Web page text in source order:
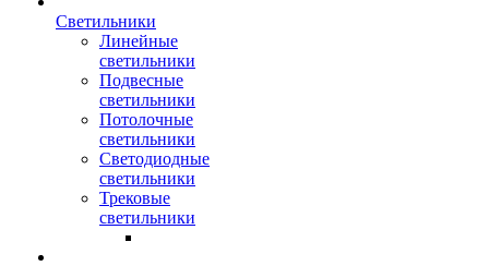
Светильники
Линейные
светильники
Подвесные
светильники
Потолочные
светильники
Светодиодные
светильники
Трековые
светильники